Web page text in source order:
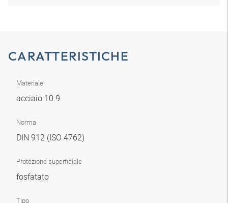
CARATTERISTICHE
Materiale
acciaio 10.9
Norma
DIN 912 (ISO 4762)
Protezione superficiale
fosfatato
Tipo